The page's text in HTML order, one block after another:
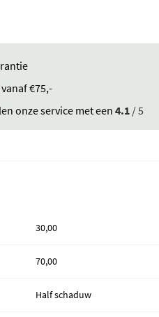
€75,-
onze service met een 4.1 / 5
30,00
70,00
Half schaduw